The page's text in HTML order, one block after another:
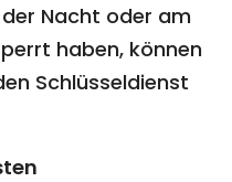
Nacht oder am
haben, können
Schlüsseldienst